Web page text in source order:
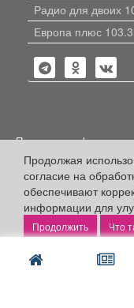
Продолжая
согласие на
обеспечивают
информации для
Что
Радио для двоих
Европа плюс
Политика
Публикации с
«Партнёрский
Редакция сайта не
информации,
объявлениях.